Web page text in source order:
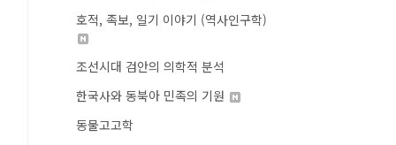
호적, 족보, 일기 이야기 (역사인구학)
조선시대 검안의 의학적 분석
한국사와 동북아 민족의 기원
동물고고학